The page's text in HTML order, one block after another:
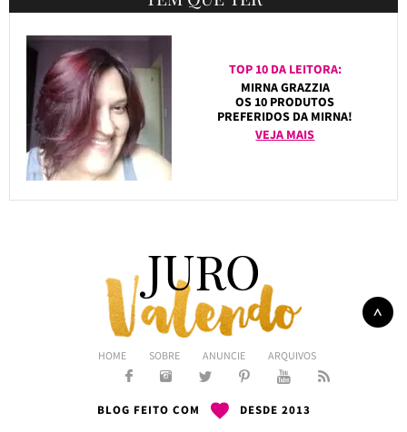
TOP 10 DA LEITORA:
MIRNA GRAZZIA
OS 10 PRODUTOS
PREFERIDOS DA MIRNA!
VEJA MAIS
HOME SOBRE ANUNCIE ARQUIVOS
BLOG FEITO COM DESDE 2013